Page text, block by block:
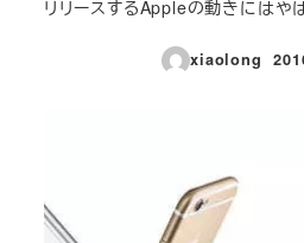
リリースするAppleの動きにはや
xiaolong
投